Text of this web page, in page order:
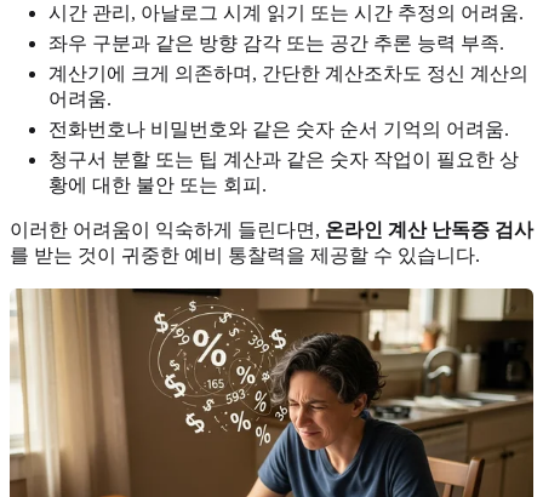
시간 관리, 아날로그 시계 읽기 또는 시간 추정의 어려움.
좌우 구분과 같은 방향 감각 또는 공간 추론 능력 부족.
계산기에 크게 의존하며, 간단한 계산조차도 정신 계산의
어려움.
전화번호나 비밀번호와 같은 숫자 순서 기억의 어려움.
청구서 분할 또는 팁 계산과 같은 숫자 작업이 필요한 상
황에 대한 불안 또는 회피.
이러한 어려움이 익숙하게 들린다면, 온라인 계산 난독증 검사
를 받는 것이 귀중한 예비 통찰력을 제공할 수 있습니다.